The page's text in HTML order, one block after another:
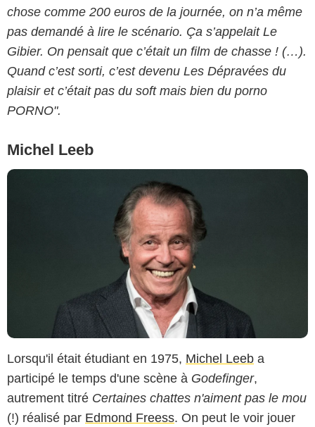
chose comme 200 euros de la journée, on n’a même
pas demandé à lire le scénario. Ça s’appelait Le
Gibier. On pensait que c’était un film de chasse ! (…).
Quand c’est sorti, c’est devenu Les Dépravées du
plaisir et c’était pas du soft mais bien du porno
PORNO".
Michel Leeb
Lorsqu'il était étudiant en 1975, Michel Leeb a
participé le temps d'une scène à Godefinger,
autrement titré Certaines chattes n'aiment pas le mou
(!) réalisé par Edmond Freess. On peut le voir jouer